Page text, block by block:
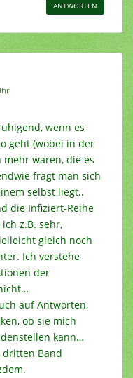
ANTWORTEN
wenn es
geht (wobei in der
mehr waren, die es
fragt man sich
selbst liegt..
die Infiziert-Reihe
z.B. sehr,
gleich noch
Ich verstehe
der
auf Antworten,
ob sie mich
kann…
dritten Band